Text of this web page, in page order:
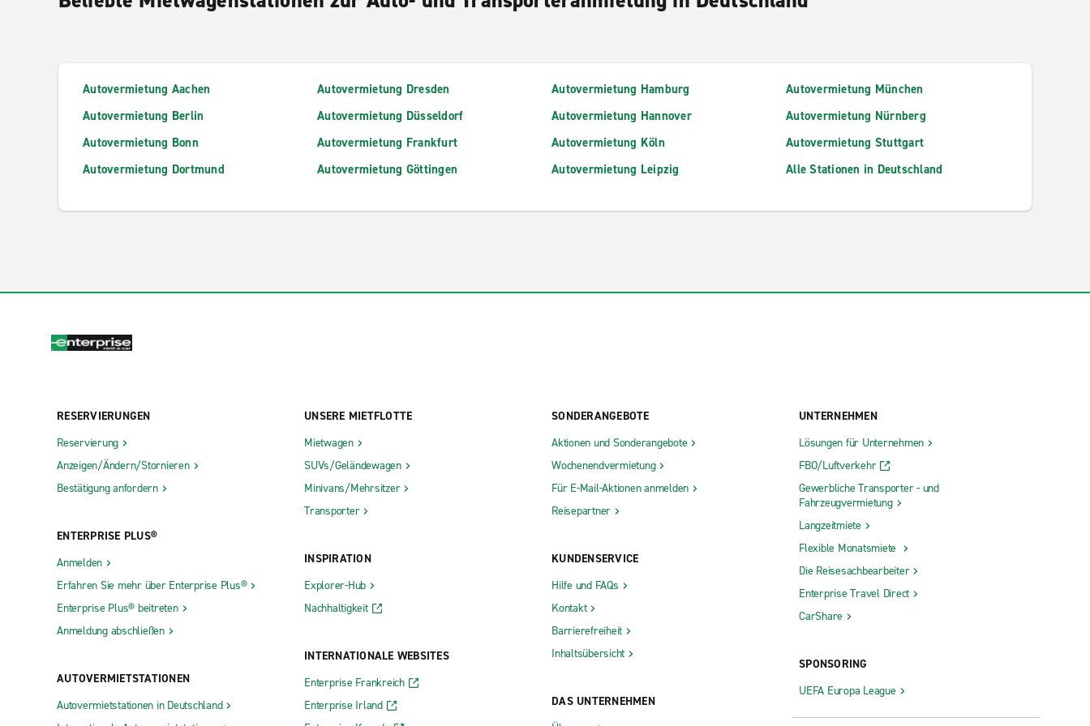
Autovermietung Aachen
Autovermietung Berlin
Autovermietung Bonn
Autovermietung Dortmund
Autovermietung Dresden
Autovermietung Düsseldorf
Autovermietung Frankfurt
Autovermietung Göttingen
Autovermietung Hamburg
Autovermietung Hannover
Autovermietung Köln
Autovermietung Leipzig
Autovermietung München
Autovermietung Nürnberg
Autovermietung Stuttgart
Alle Stationen in Deutschland
RESERVIERUNGEN
Reservierung
Anzeigen/Ändern/Stornieren
Bestätigung anfordern
ENTERPRISE PLUS®
Anmelden
Erfahren Sie mehr über Enterprise Plus®
Enterprise Plus® beitreten
Anmeldung abschließen
AUTOVERMIETSTATIONEN
Autovermietstationen in Deutschland
UNSERE MIETFLOTTE
Mietwagen
SUVs/Geländewagen
Minivans/Mehrsitzer
Transporter
INSPIRATION
Explorer-Hub
Nachhaltigkeit
INTERNATIONALE WEBSITES
Enterprise Frankreich
Enterprise Irland
SONDERANGEBOTE
Aktionen und Sonderangebote
Wochenendvermietung
Für E-Mail-Aktionen anmelden
Reisepartner
KUNDENSERVICE
Hilfe und FAQs
Kontakt
Barrierefreiheit
Inhaltsübersicht
DAS UNTERNEHMEN
UNTERNEHMEN
Lösungen für Unternehmen
FBO/Luftverkehr
Gewerbliche Transporter - und
Fahrzeugvermietung
Langzeitmiete
Flexible Monatsmiete
Die Reisesachbearbeiter
Enterprise Travel Direct
CarShare
SPONSORING
UEFA Europa League